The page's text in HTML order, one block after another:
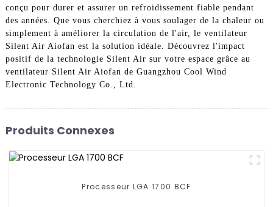
conçu pour durer et assurer un refroidissement fiable pendant
des années. Que vous cherchiez à vous soulager de la chaleur ou
simplement à améliorer la circulation de l'air, le ventilateur
Silent Air Aiofan est la solution idéale. Découvrez l'impact
positif de la technologie Silent Air sur votre espace grâce au
ventilateur Silent Air Aiofan de Guangzhou Cool Wind
Electronic Technology Co., Ltd.
Produits Connexes
Processeur LGA 1700 BCF